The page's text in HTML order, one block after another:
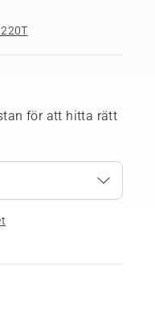
för att hitta rätt